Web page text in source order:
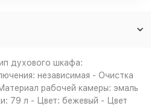
духового шкафа:
независимая - Очистка
рабочей камеры: эмаль
79 л - Цвет: бежевый - Цвет